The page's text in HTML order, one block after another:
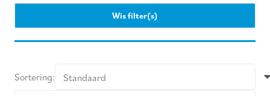
Wis filter(s)
Sortering: